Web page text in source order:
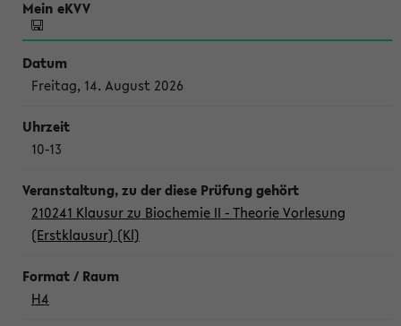
Freitag, 14. August 2026
10-13
210241 Klausur zu Biochemie II - Theorie Vorlesung
(Erstklausur) (Kl)
H4